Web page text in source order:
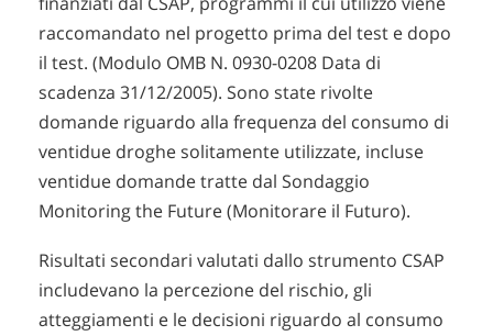
raccomandato nel progetto prima del test e dopo
il test. (Modulo OMB N. 0930-0208 Data di
scadenza 31/12/2005). Sono state rivolte
domande riguardo alla frequenza del consumo di
ventidue droghe solitamente utilizzate, incluse
ventidue domande tratte dal Sondaggio
Monitoring the Future (Monitorare il Futuro).
Risultati secondari valutati dallo strumento CSAP
includevano la percezione del rischio, gli
atteggiamenti e le decisioni riguardo al consumo